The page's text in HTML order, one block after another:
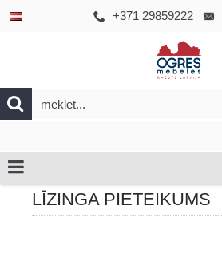
+371 29859222
LĪZINGA PIETEIKUMS